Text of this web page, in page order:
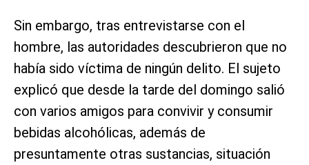
Sin embargo, tras entrevistarse con el
hombre, las autoridades descubrieron que no
había sido víctima de ningún delito. El sujeto
explicó que desde la tarde del domingo salió
con varios amigos para convivir y consumir
bebidas alcohólicas, además de
presuntamente otras sustancias, situación